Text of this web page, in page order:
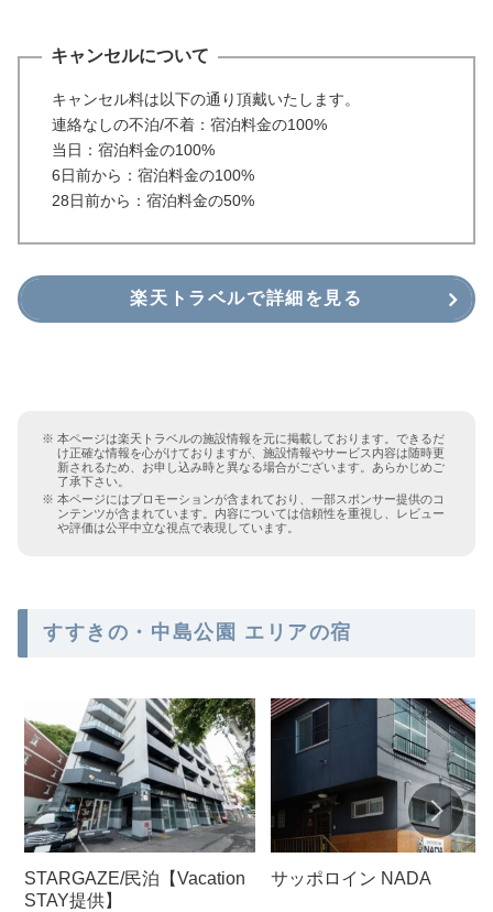
キャンセルについて
キャンセル料は以下の通り頂戴いたします。
連絡なしの不泊/不着：宿泊料金の100%
当日：宿泊料金の100%
6日前から：宿泊料金の100%
28日前から：宿泊料金の50%
楽天トラベルで詳細を見る
本ページは楽天トラベルの施設情報を元に掲載しております。できるだ
け正確な情報を心がけておりますが、施設情報やサービス内容は随時更
新されるため、お申し込み時と異なる場合がございます。あらかじめご
了承下さい。
本ページにはプロモーションが含まれており、一部スポンサー提供のコ
ンテンツが含まれています。内容については信頼性を重視し、レビュー
や評価は公平中立な視点で表現しています。
すすきの・中島公園 エリアの宿
STARGAZE/民泊【Vacation
STAY提供】
サッポロイン NADA